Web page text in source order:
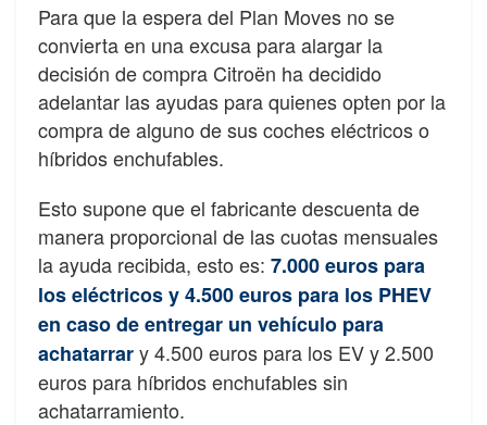
Para que la espera del Plan Moves no se
convierta en una excusa para alargar la
decisión de compra Citroën ha decidido
adelantar las ayudas para quienes opten por la
compra de alguno de sus coches eléctricos o
híbridos enchufables.
Esto supone que el fabricante descuenta de
manera proporcional de las cuotas mensuales
la ayuda recibida, esto es: 7.000 euros para
los eléctricos y 4.500 euros para los PHEV
en caso de entregar un vehículo para
achatarrary 4.500 euros para los EV y 2.500
euros para híbridos enchufables sin
achatarramiento.